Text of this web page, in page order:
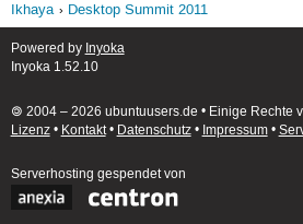
Ikhaya Desktop Summit 2011
Powered by Inyoka
Inyoka 1.52.10
🄯 2004 – 2026 ubuntuusers.de • Einige Rechte
Lizenz• Kontakt• Datenschutz• Impressum•
Serverhosting gespendet von